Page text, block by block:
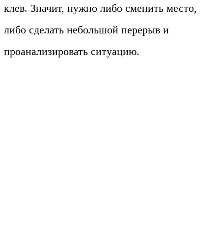
клев. Значит, нужно либо сменить место,
либо сделать небольшой перерыв и
проанализировать ситуацию.